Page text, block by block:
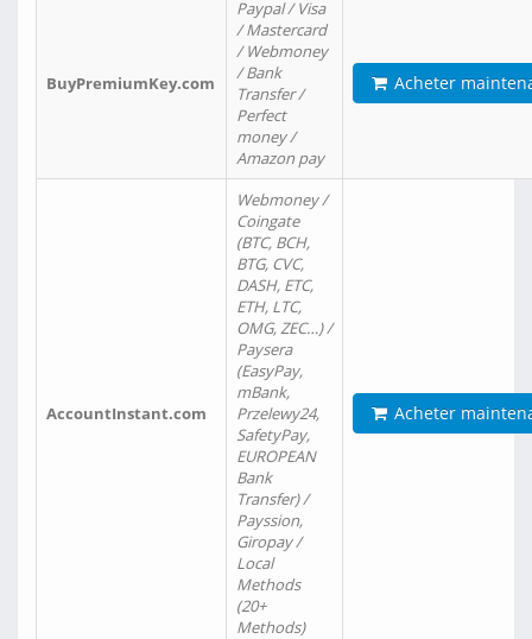
BuyPremiumKey.com
Paypal / Visa
/ Mastercard
/ Webmoney
/ Bank
Transfer /
Perfect
money /
Amazon pay
Acheter
AccountInstant.com
Webmoney /
Coingate
(BTC, BCH,
BTG, CVC,
DASH, ETC,
ETH, LTC,
OMG, ZEC…) /
Paysera
(EasyPay,
mBank,
Przelewy24,
SafetyPay,
EUROPEAN
Bank
Transfer) /
Payssion,
Giropay /
Local
Methods
(20+
Methods)
Acheter